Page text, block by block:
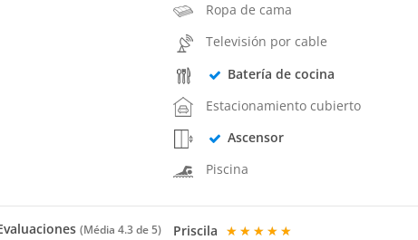
Ropa de cama
Televisión por cable
Batería de cocina
Estacionamiento cubierto
Ascensor
Piscina
(Média 4.3 de 5) Priscila ★★★★★